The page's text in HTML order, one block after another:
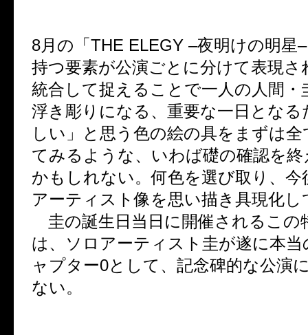
8月の「THE ELEGY –夜明けの明星–
持つ要素が公演ごとに分けて表現さ
統合して捉えることで一人の人間・
浮き彫りになる、重要な一日となる
しい」と思う色の絵の具をまずは
てみるような、いわば礎の確認を
かもしれない。何色を選び取り、
アーティスト像を思い描き具現化
圭の誕生日当日に開催されるこの
は、ソロアーティスト圭が遂に本
ャプター0として、記念碑的な公演
ない。